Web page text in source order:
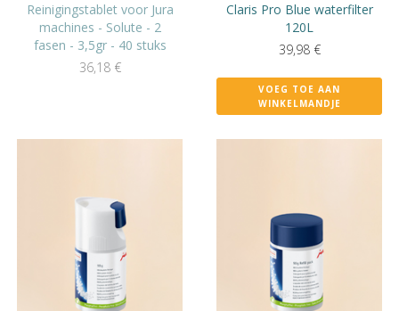
Reinigingstablet voor Jura
machines - Solute - 2
fasen - 3,5gr - 40 stuks
36,18 €
Claris Pro Blue waterfilter
120L
39,98 €
VOEG TOE AAN
WINKELMANDJE